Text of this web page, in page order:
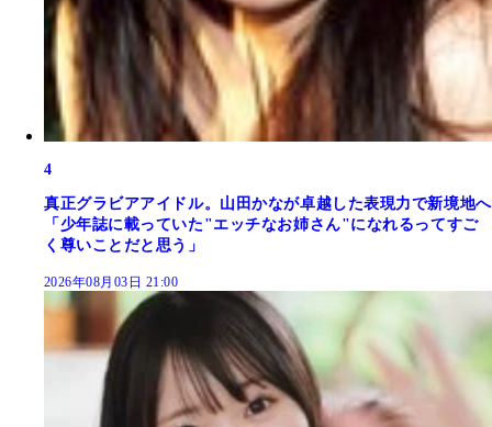
4
真正グラビアアイドル。山田かなが卓越した表現力で新境地へ
「少年誌に載っていた"エッチなお姉さん"になれるってすご
く尊いことだと思う」
2026年08月03日 21:00